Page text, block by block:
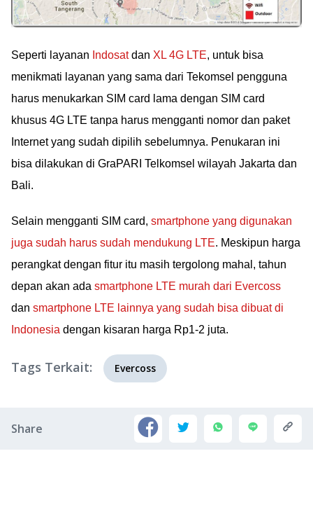
Seperti layanan Indosatdan XL 4G LTE, untuk bisa
menikmati layanan yang sama dari Tekomsel pengguna
harus menukarkan SIM card lama dengan SIM card
khusus 4G LTE tanpa harus mengganti nomor dan paket
Internet yang sudah dipilih sebelumnya. Penukaran ini
bisa dilakukan di GraPARI Telkomsel wilayah Jakarta dan
Bali.
Selain mengganti SIM card, smartphone yang digunakan
juga sudah harus sudah mendukung LTE. Meskipun harga
perangkat dengan fitur itu masih tergolong mahal, tahun
depan akan ada smartphone LTE murah dari Evercoss
dan smartphone LTE lainnya yang sudah bisa dibuat di
Indonesia dengan kisaran harga Rp1-2 juta.
Tags Terkait: Evercoss
Share